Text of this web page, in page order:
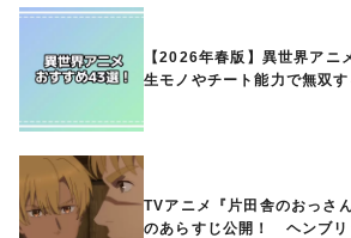
【2026年春版】異世界ア
生モノやチート能力で無双
TVアニメ『片田舎のおっさ
のあらすじ公開！ ヘンブリ